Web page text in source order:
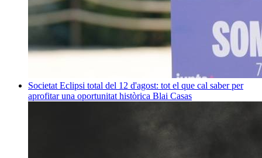
Societat Eclipsi total del 12 d'agost: tot el que cal saber per
aprofitar una oportunitat històrica Blai Casas